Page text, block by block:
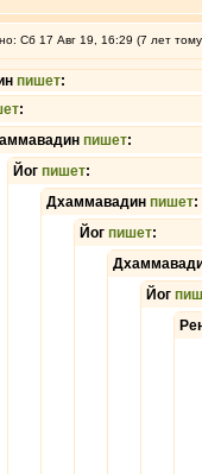
Сб 17 Авг 19, 16:29 (7 лет
пишет:
:
пишет:
Йог пишет:
Дхаммавадин пишет:
Йог пишет:
Йог